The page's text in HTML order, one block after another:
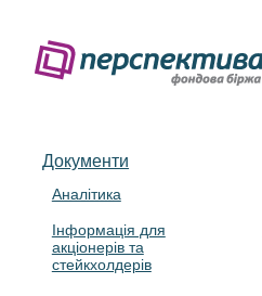
Документи
Аналітика
Інформація для
акціонерів та
стейкхолдерів